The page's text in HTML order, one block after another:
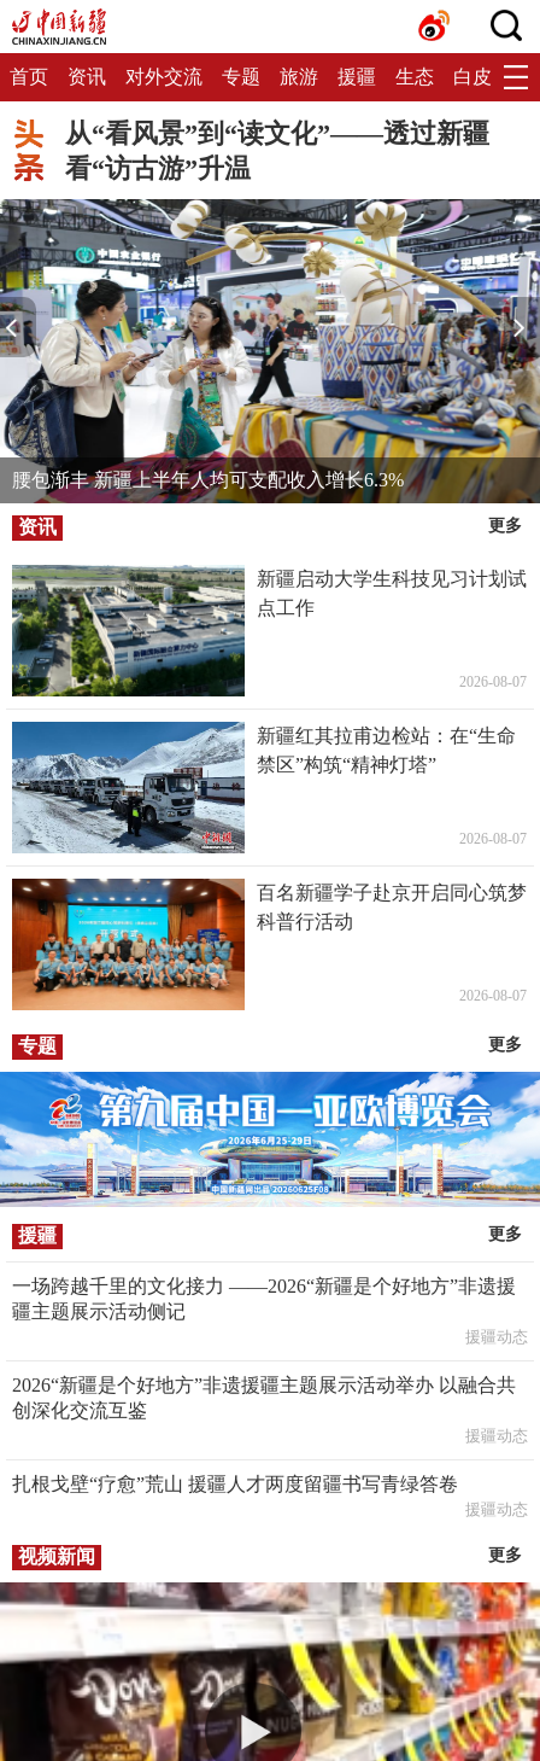
首页 资讯 对外交流 专题 旅游 援疆 生态 白皮书
从“看风景”到“读文化”——透过新疆
看“访古游”升温
腰包渐丰 新疆上半年人均可支配收入增长6.3%
资讯 更多
新疆启动大学生科技见习计划试
点工作
2026-08-07
新疆红其拉甫边检站：在“生命
禁区”构筑“精神灯塔”
2026-08-07
百名新疆学子赴京开启同心筑梦
科普行活动
2026-08-07
专题 更多
援疆 更多
一场跨越千里的文化接力 ——2026“新疆是个好地方”非遗援
疆主题展示活动侧记
援疆动态
2026“新疆是个好地方”非遗援疆主题展示活动举办 以融合共
创深化交流互鉴
援疆动态
扎根戈壁“疗愈”荒山 援疆人才两度留疆书写青绿答卷
援疆动态
视频新闻 更多